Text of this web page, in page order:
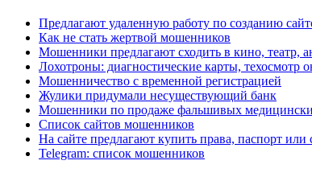
Предлагают удаленную работу по созданию
Как не стать жертвой мошенников
Мошенники предлагают сходить в кино, театр,
Лохотроны: диагностические карты, техосмотр
Мошенничество с временной регистрацией
Жулики придумали несуществующий банк
Мошенники по продаже фальшивых
Список сайтов мошенников
На сайте предлагают купить права, паспорт
Telegram: список мошенников